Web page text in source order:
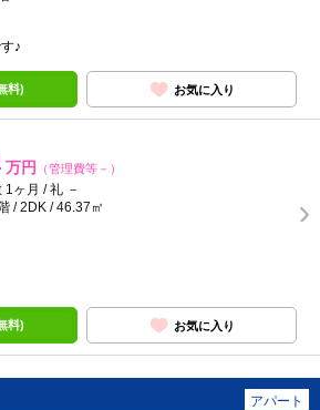
♪
料) お気に入り
万円 （管理費等－）
1ヶ月 / 礼 －
/ 2DK / 46.37㎡
料) お気に入り
アパート